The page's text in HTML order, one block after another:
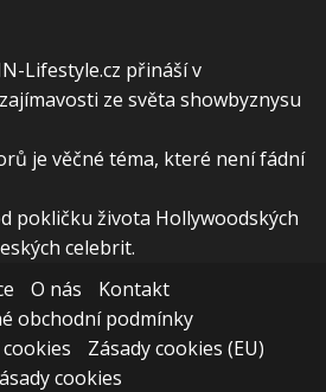
Lifestyle.cz přináší v
ze světa showbyznysu
je věčné téma, které není fádní
pokličku života Hollywoodských
celebrit.
O nás
Kontakt
obchodní podmínky
Zásady cookies (EU)
cookies